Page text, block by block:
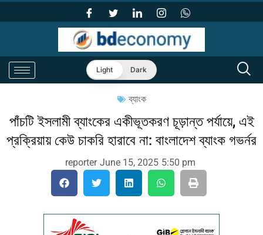
Light Dark
ব্যাংক
পাঁচটি ইসলামী ব্যাংকের একীভূতকরণ চূড়ান্ত পর্যায়ে, এই
প্রক্রিয়ায় কেউ চাকরি হারাবে না: বাংলাদেশ ব্যাংক গভর্নর
reporter June 15, 2025 5:50 pm